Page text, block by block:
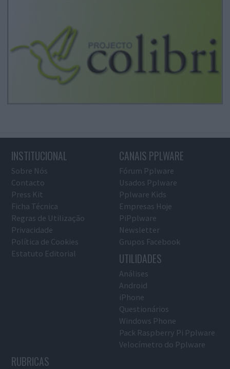
INSTITUCIONAL
Sobre Nós
Contacto
Press Kit
Ficha Técnica
Regras de Utilização
Privacidade
Política de Cookies
Estatuto Editorial
CANAIS PPLWARE
Fórum Pplware
Usados Pplware
Pplware Kids
Empresas Hoje
PiPplware
Newsletter
Grupos Facebook
UTILIDADES
Análises
Android
iPhone
Questionários
Windows Phone
Pack Raspberry Pi Pplware
Velocímetro do Pplware
RUBRICAS